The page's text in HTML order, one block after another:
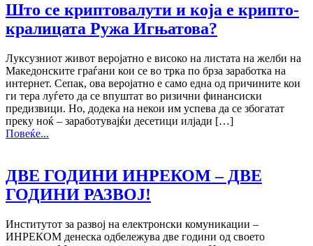
Што се криптовалути и која е крипто-
кралицата Ружа Игњатова?
Луксузниот живот веројатно е високо на листата на желби на
Македонските граѓани кои се во трка по брза заработка на
интернет. Сепак, ова веројатно е само една од причините кои
ги тера луѓето да се впуштат во ризични финансиски
предизвици. Но, додека на некои им успева да се збогатат
преку ноќ – заработувајќи десетици илјади […]
Повеќе...
ДВЕ ГОДИНИ ИНРЕКОМ – ДВЕ
ГОДИНИ РАЗВОЈ!
Институтот за развој на електронски комуникации –
ИНРЕКОМ денеска одбележува две години од своето